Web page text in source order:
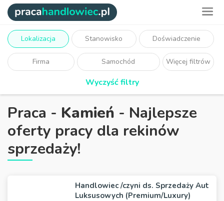
Lokalizacja Stanowisko Doświadczenie
Firma Samochód Więcej filtrów
Wyczyść filtry
Praca - Kamień - Najlepsze
oferty pracy dla rekinów
sprzedaży!
Handlowiec /czyni ds. Sprzedaży Aut
Luksusowych (Premium/Luxury)